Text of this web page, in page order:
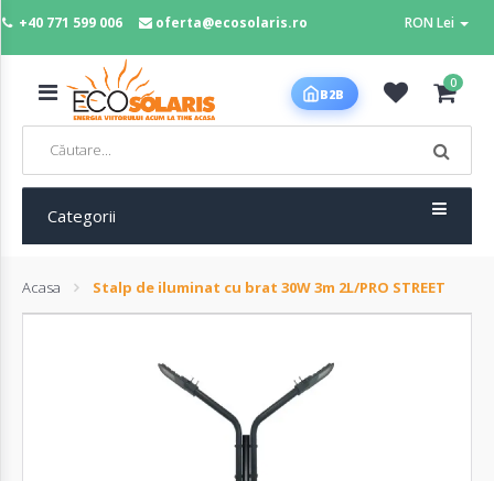
+40 771 599 006 oferta@ecosolaris.ro RON Lei
MENIU
Panouri
fotovoltaice
Sisteme
fotovoltaice
B2B
0
Categorii
Acasa Stalp de iluminat cu brat 30W 3m 2L/PRO STREET